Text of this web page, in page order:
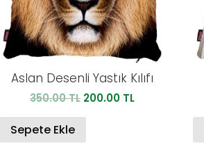
Aslan Desenli Yastık Kılıfı
350.00TL Orijinal
200.00 TLŞu
Sepete Ekle